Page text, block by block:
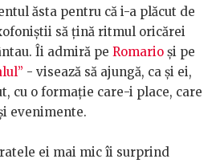
ăsta pentru că i-a plăcut de
să țină ritmul oricărei
Îi admiră pe Romario și pe
- visează să ajungă, ca și ei,
cu o formație care-i place, care
evenimente.
ei mai mic îi surprind